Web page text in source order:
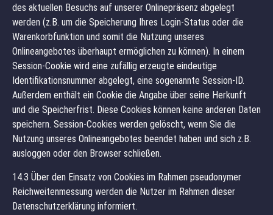
des aktuellen Besuchs auf unserer Onlinepräsenz abgelegt
werden (z.B. um die Speicherung Ihres Login-Status oder die
Warenkorbfunktion und somit die Nutzung unseres
Onlineangebotes überhaupt ermöglichen zu können). In einem
Session-Cookie wird eine zufällig erzeugte eindeutige
Identifikationsnummer abgelegt, eine sogenannte Session-ID.
Außerdem enthält ein Cookie die Angabe über seine Herkunft
und die Speicherfrist. Diese Cookies können keine anderen Daten
speichern. Session-Cookies werden gelöscht, wenn Sie die
Nutzung unseres Onlineangebotes beendet haben und sich z.B.
ausloggen oder den Browser schließen.
14.3 Über den Einsatz von Cookies im Rahmen pseudonymer
Reichweitenmessung werden die Nutzer im Rahmen dieser
Datenschutzerklärung informiert.